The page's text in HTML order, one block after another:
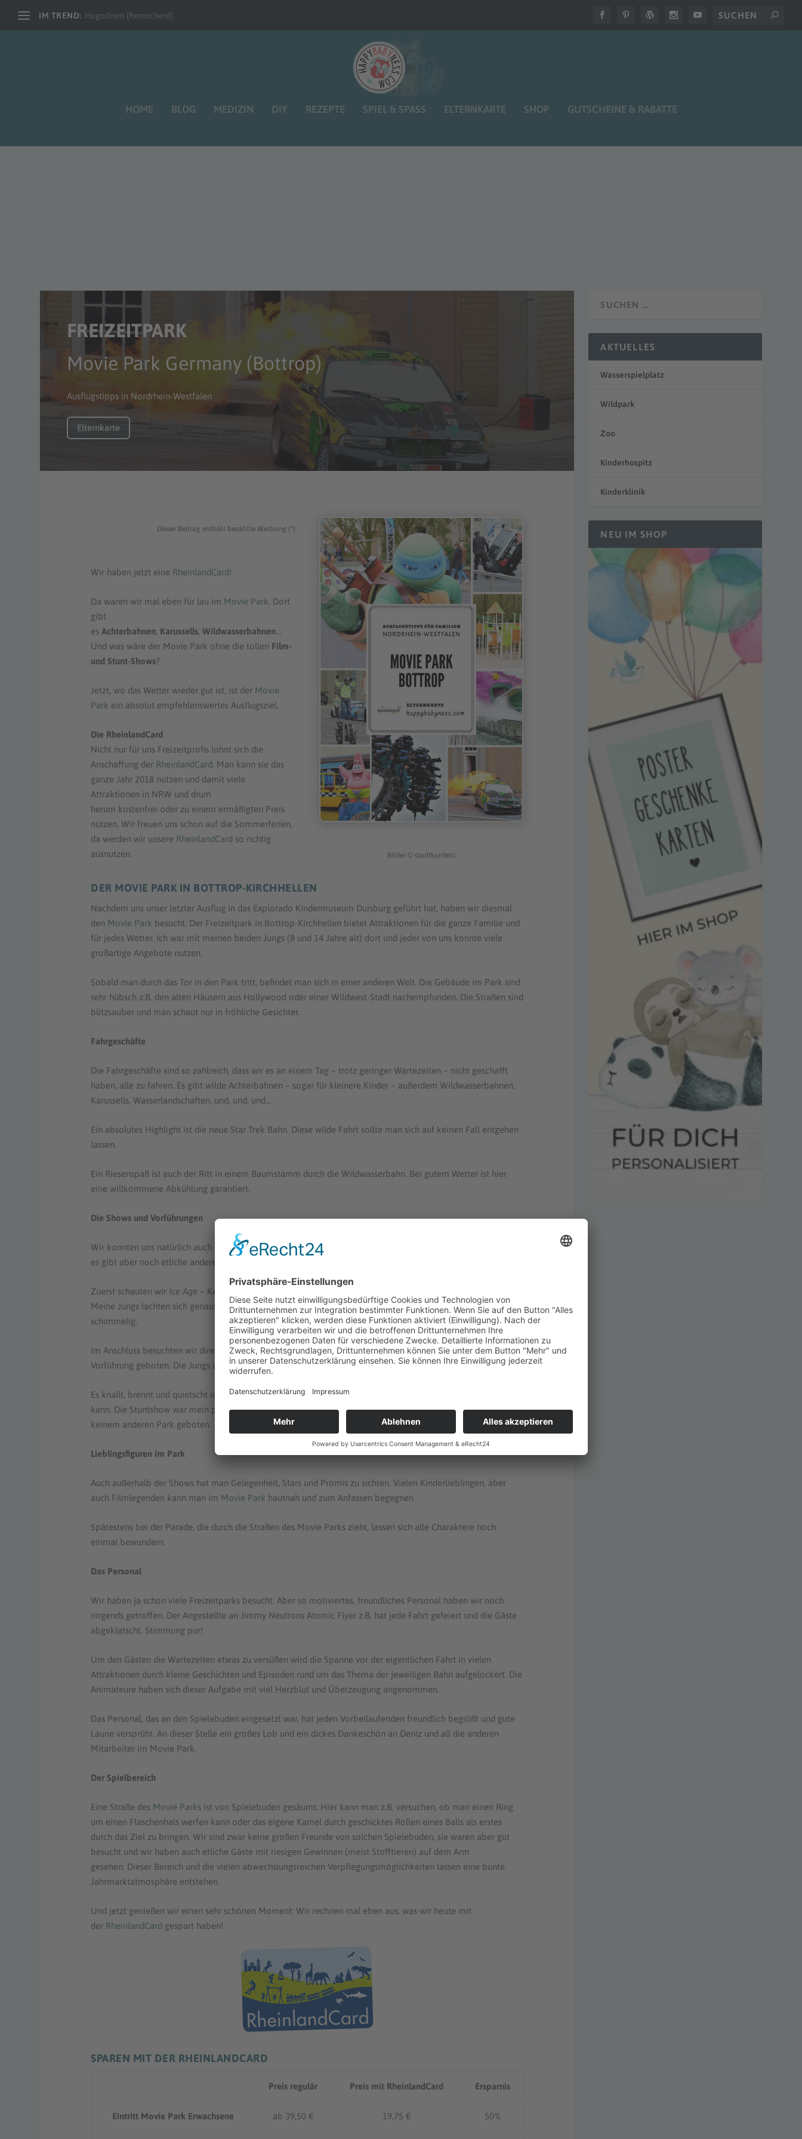
IM TREND: Hugodrom (Remscheid)
HOME BLOG MEDIZIN DIY REZEPTE SPIEL & SPASS ELTERNKARTE SHOP GUTSCHEINE & RABATTE
FREIZEITPARK
Movie Park Germany (Bottrop)
Ausflugstipps in Nordrhein-Westfalen
Elternkarte
Dieser Beitrag enthält bezahlte Werbung (*)
Wir haben jetzt eine RheinlandCard!
Da waren wir mal eben für lau im Movie Park. Dort
gibt
esAchterbahnen, Karussells, Wildwasserbahnen…
Und was wäre der Movie Park ohne die tollen Film-
und Stunt-Shows?
Jetzt, wo das Wetter wieder gut ist, ist der Movie
Park ein absolut empfehlenswertes Ausflugsziel.
Die RheinlandCard
Nicht nur für uns Freizeitprofis lohnt sich die
Anschaffung der RheinlandCard. Man kann sie das
ganze Jahr 2018 nutzen und damit viele
Attraktionen in NRW und drum
herum kostenfrei oder zu einem ermäßigten Preis
nutzen. Wir freuen uns schon auf die Sommerferien,
da werden wir unsere RheinlandCard so richtig
ausnutzen.
Bilder© stadtkonfetti
DER MOVIE PARK IN BOTTROP-KIRCHHELLEN
Nachdem uns unser letzter Ausflug in das Explorado Kindermuseum Duisburg geführt hat, haben wir diesmal
den Movie Park besucht. Der Freizeitpark in Bottrop-Kirchhellen bietet Attraktionen für die ganze Familie und
für jedes Wetter. Ich war mit meinen beiden Jungs (8 und 14 Jahre alt) dort und jeder von uns konnte viele
großartige Angebote nutzen.
Sobald man durch das Tor in den Park tritt, befindet man sich in einer anderen Welt. Die Gebäude im Park sind
sehr hübsch z.B. den alten Häusern aus Hollywood oder einer Wildwest-Stadt nachempfunden. Die Straßen sind
blitzsauber und man schaut nur in fröhliche Gesichter.
Fahrgeschäfte
Die Fahrgeschäfte sind so zahlreich, dass wir es an einem Tag – trotz geringer Wartezeiten – nicht geschafft
haben, alle zu fahren. Es gibt wilde Achterbahnen – sogar für kleinere Kinder – außerdem Wildwasserbahnen,
Karussells, Wasserlandschaften, und, und, und…
Ein absolutes Highlight ist die neue Star Trek Bahn. Diese wilde Fahrt sollte man sich auf keinen Fall entgehen
lassen.
Ein Riesenspaß ist auch der Ritt in einem Baumstamm durch die Wildwasserbahn. Bei gutem Wetter ist hier
eine willkommene Abkühlung garantiert.
Die Shows und Vorführungen
Wir konnten uns natürlich auch die mega Shows nicht entgehen lassen. Wir haben zwei Vorführungen gesehen,
es gibt aber noch etliche andere.
Zuerst schauten wir Ice Age – Keine Zeit für Nüsse
Meine Jungs lachten sich genauso wie ich über das dusselige Eichhörnchen auf der Suche nach der Nuss
schimmelig.
Im Anschluss besuchten wir direkt noch die Stuntshow. In einer großen Arena wird eine atemberaubende
Vorführung geboten. Die Jungs und das Mädchen aus dem Stunt-Team sind völlig verrückt! Eindeutig!!
Es knallt, brennt und quietscht in einer Tour. Es ist schon erstaunlich, was man mit einem Auto so alles anstellen
kann. Die Stuntshow war mein persönliches Highlight unseres Besuchs im Movie Park. So etwas wird einem in
keinem anderen Park geboten.
Lieblingsfiguren im Park
Auch außerhalb der Shows hat man Gelegenheit, Stars und Promis zu sichten. Vielen Kinderlieblingen, aber
auch Filmlegenden kann man im Movie Park hautnah und zum Anfassen begegnen.
Spätestens bei der Parade, die durch die Straßen des Movie Parks zieht, lassen sich alle Charaktere noch
einmal bewundern.
Das Personal
Wir haben ja schon viele Freizeitparks besucht. Aber so motiviertes, freundliches Personal haben wir noch
nirgends getroffen. Der Angestellte an Jimmy Neutrons Atomic Flyer z.B. hat jede Fahrt gefeiert und die Gäste
abgeklatscht. Stimmung pur!
Um den Gästen die Wartezeiten etwas zu versüßen wird die Spanne vor der eigentlichen Fahrt in vielen
Attraktionen durch kleine Geschichten und Episoden rund um das Thema der jeweiligen Bahn aufgelockert. Die
Animateure haben sich dieser Aufgabe mit viel Herzblut und Überzeugung angenommen.
Das Personal, das an den Spielebuden eingesetzt war, hat jeden Vorbeilaufenden freundlich begrüßt und gute
Laune versprüht. An dieser Stelle ein großes Lob und ein dickes Dankeschön an Deniz und all die anderen
Mitarbeiter im Movie Park.
Der Spielbereich
Eine Straße des Movie Parks ist von Spielebuden gesäumt. Hier kann man z.B. versuchen, ob man einen Ring
um einen Flaschenhals werfen kann oder das eigene Kamel durch geschicktes Rollen eines Balls als erstes
durch das Ziel zu bringen. Wir sind zwar keine großen Freunde von solchen Spielebuden, sie waren aber gut
besucht und wir haben auch etliche Gäste mit riesigen Gewinnen (meist Stofftieren) auf dem Arm
gesehen. Dieser Bereich und die vielen abwechslungsreichen Verpflegungsmöglichkeiten lassen eine bunte
Jahrmarktatmosphäre entstehen.
Und jetzt genießen wir einen sehr schönen Moment: Wir rechnen mal eben aus, was wir heute mit
der RheinlandCard gespart haben!
SPAREN MIT DER RHEINLANDCARD
Preis regulär Preis mit RheinlandCard Ersparnis
Eintritt Movie Park Erwachsene ab 39,50 € 19,75 € 50%
AKTUELLES
Wasserspielplatz
Wildpark
Zoo
Kinderhospitz
Kinderklinik
NEU IM SHOP